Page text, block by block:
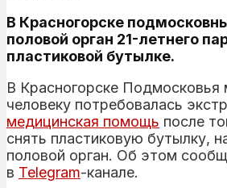
В Красногорске
половой орган 21-летнего
пластиковой бутылке.
В Красногорске
человеку потребовалась
медицинская помощь после
снять пластиковую бутылку,
половой орган. Об этом
в Telegram-канале.